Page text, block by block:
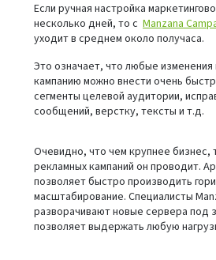
Если ручная настройка
несколько дней, то с Manzana
уходит в среднем около получаса.
Это означает, что любые изменения
кампанию можно внести очень
сегменты целевой аудитории,
сообщений, верстку, тексты и т.д.
Очевидно, что чем крупнее бизнес,
рекламных кампаний он проводит.
позволяет быстро производить
масштабирование. Специалисты
разворачивают новые сервера под
позволяет выдержать любую